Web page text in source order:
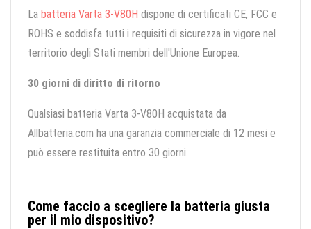
La batteria Varta 3-V80H dispone di certificati CE, FCC e
ROHS e soddisfa tutti i requisiti di sicurezza in vigore nel
territorio degli Stati membri dell'Unione Europea.
30 giorni di diritto di ritorno
Qualsiasi batteria Varta 3-V80H acquistata da
Allbatteria.com ha una garanzia commerciale di 12 mesi e
può essere restituita entro 30 giorni.
Come faccio a scegliere la batteria giusta
per il mio dispositivo?